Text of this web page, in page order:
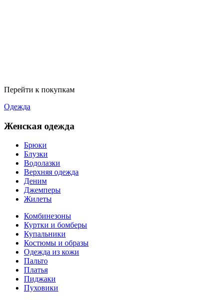
Перейти к покупкам
Одежда
Женская одежда
Брюки
Блузки
Водолазки
Верхняя одежда
Деним
Джемперы
Жилеты
Комбинезоны
Куртки и бомберы
Купальники
Костюмы и образы
Одежда из кожи
Пальто
Платья
Пиджаки
Пуховики